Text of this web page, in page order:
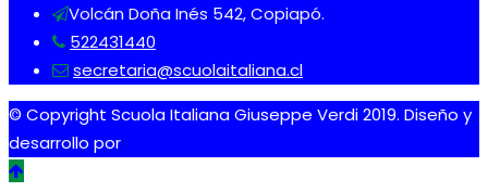
Volcán Doña Inés 542, Copiapó.
522431440
secretaria@scuolaitaliana.cl
© Copyright Scuola Italiana Giuseppe Verdi 2019. Diseño y
desarrollo por